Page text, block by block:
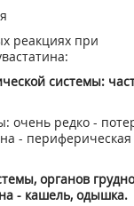
реакциях при
системы:
очень редко -
- периферическая
органов
- кашель, одышка.